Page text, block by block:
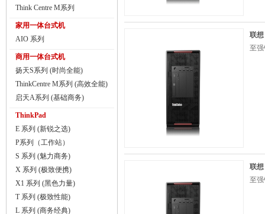
Think Centre M系列
家用一体台式机
AIO 系列
商用一体台式机
扬天S系列 (时尚全能)
ThinkCentre M系列 (高效全能)
启天A系列 (基础商务)
ThinkPad
E 系列 (新锐之选)
P系列（工作站）
S 系列 (魅力商务)
X 系列 (极致便携)
X1 系列 (黑色力量)
T 系列 (极致性能)
L 系列 (商务经典)
联
至强
联
至强